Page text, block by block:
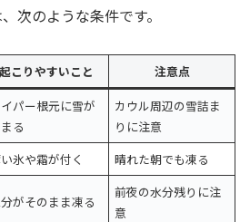
次のような条件です。
起こりやすいこと 注意点
パー根元に雪が
る
カウル周辺の雪詰ま
りに注意
氷や霜が付く 晴れた朝でも凍る
がそのまま凍る
前夜の水分残りに注
意